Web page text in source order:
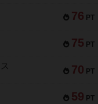
76 PT
75 PT
70 PT
59 PT